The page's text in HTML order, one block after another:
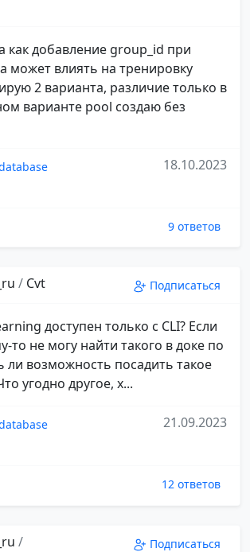
как добавление group_id при
может влиять на тренировку
2 варианта, различие только в
варианте pool создаю без
18.10.2023
9 ответов
/ Cvt Подписаться
доступен только с CLI? Если
то не могу найти такого в доке по
ли возможность посадить такое
угодно другое, х...
21.09.2023
12 ответов
/
Подписаться